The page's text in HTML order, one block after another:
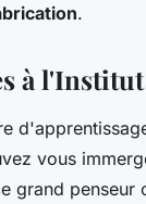
.
à
vous
grand penseur